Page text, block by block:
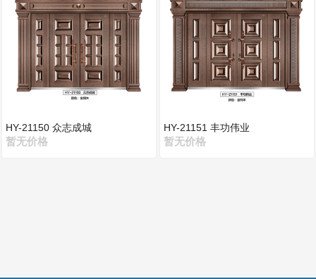
HY-21150 众志成城
暂无价格
HY-21151 丰功伟业
暂无价格